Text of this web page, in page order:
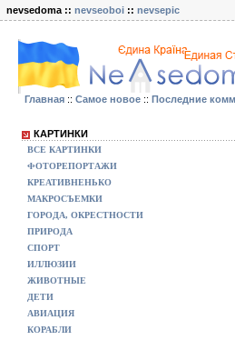
nevsedoma :: nevseoboi :: nevsepic
Главная :: Самое новое :: Последние
КАРТИНКИ
ВСЕ КАРТИНКИ
ФОТОРЕПОРТАЖИ
КРЕАТИВНЕНЬКО
МАКРОСЪЕМКИ
ГОРОДА, ОКРЕСТНОСТИ
ПРИРОДА
СПОРТ
ИЛЛЮЗИИ
ЖИВОТНЫЕ
ДЕТИ
АВИАЦИЯ
КОРАБЛИ